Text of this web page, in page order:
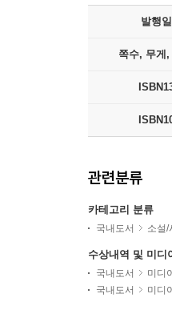
발행일
쪽수, 무게,
관련분류
카테고리 분류
국내도서 소설/
수상내역 및 미디
국내도서 미디
국내도서
미디